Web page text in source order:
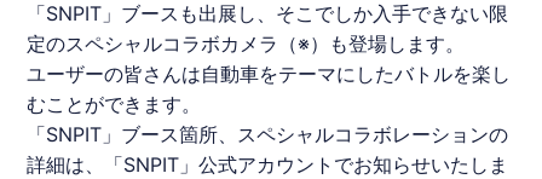
「SNPIT 」ブースも出展し、そこでしか入手できない限
定のスペシャルコラボカメラ（※）も登場します。
ユーザーの皆さんは自動車をテーマにしたバトルを楽し
むことができます。
「SNPIT 」ブース箇所、スペシャルコラボレーションの
詳細は、「SNPIT 」公式アカウントでお知らせいたしま